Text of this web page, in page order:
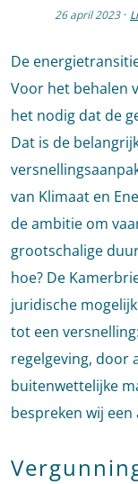
26 april 2023 ·
De
Voor het behalen
het nodig dat de
Dat is de
van Klimaat en
de ambitie om
grootschalige
hoe? De
juridische
tot een
regelgeving, door
buitenwettelijke
bespreken wij